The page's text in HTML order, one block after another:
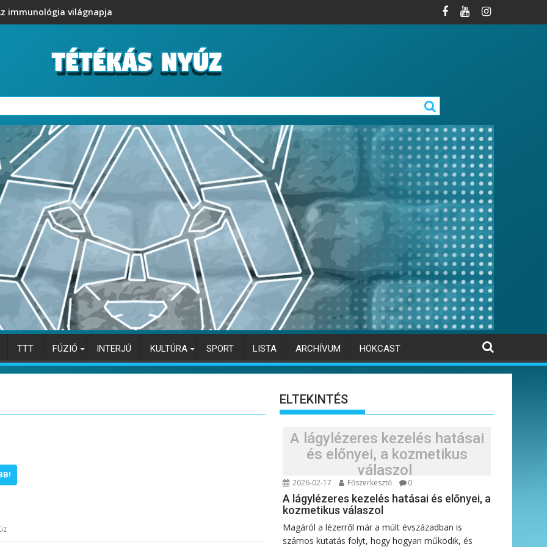
immunológia világnapja
TTT FÚZIÓ INTERJÚ KULTÚRA SPORT LISTA ARCHÍVUM HÖKCAST
ELTEKINTÉS
A lágylézeres kezelés hatásai
és előnyei, a kozmetikus
válaszol
2026-02-17 Főszerkesztő 0
A lágylézeres kezelés hatásai és előnyei, a
kozmetikus válaszol
Magáról a lézerről már a múlt évszázadban is
számos kutatás folyt, hogy hogyan működik, és